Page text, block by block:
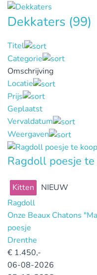
Dekkaters (99)
Titel
Categorie
Omschrijving
Locatie
Prijs
Geplaatst
Vervaldatum
Weergaven
Ragdoll poesje te
Kitten
NIEUW
Ragdoll
Onze Beaux Chatons
poesje
Drenthe
€ 1.450,-
06-08-2026